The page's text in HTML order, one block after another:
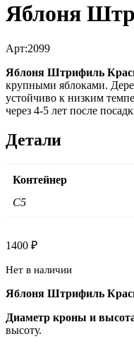
Яблоня
Арт:2099
Яблоня Штрифиль
крупными яблоками.
устойчиво к низким
через 4-5 лет после
Детали
Контейнер
C5
1400 ₽
Нет в наличии
Яблоня Штрифиль
Диаметр кроны и
высоту.